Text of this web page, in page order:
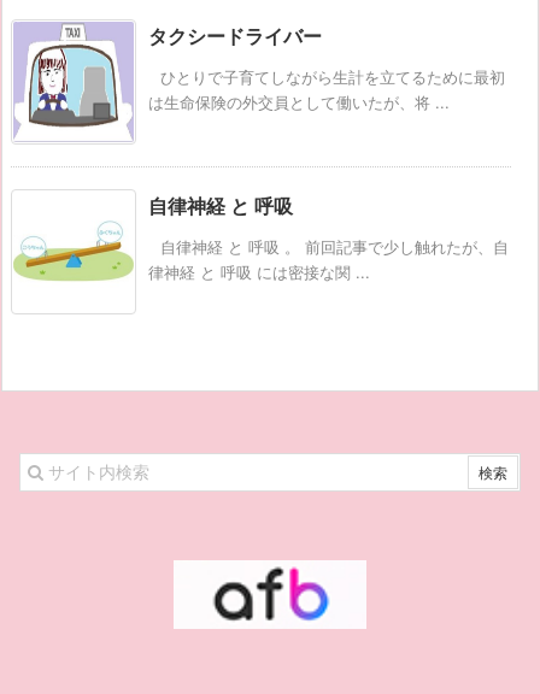
タクシードライバー
ひとりで子育てしながら生計を立てるために最初
は生命保険の外交員として働いたが、将 ...
自律神経 と 呼吸
自律神経 と 呼吸 。 前回記事で少し触れたが、自
律神経 と 呼吸 には密接な関 ...